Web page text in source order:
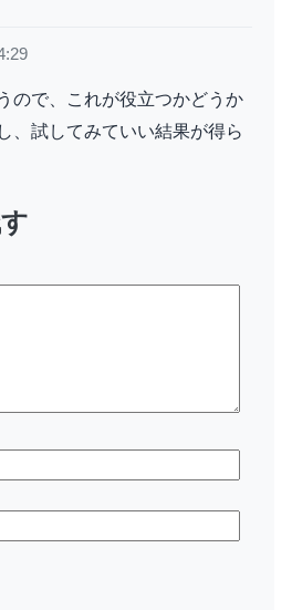
ので、これが役立つかどうか
、試してみていい結果が得ら